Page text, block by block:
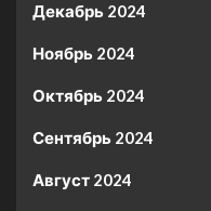
Декабрь 2024
Ноябрь 2024
Октябрь 2024
Сентябрь 2024
Август 2024